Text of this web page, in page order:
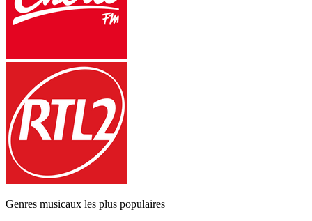
Genres musicaux les plus populaires